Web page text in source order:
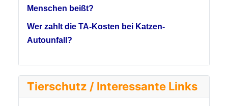
Menschen beißt?
Wer zahlt die TA-Kosten bei Katzen-
Autounfall?
Tierschutz / Interessante Links